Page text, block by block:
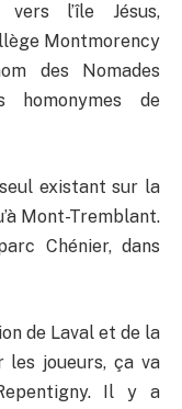
l’île Jésus,
Montmorency
des Nomades
homonymes de
existant sur la
Mont-Tremblant.
Chénier, dans
de Laval et de la
les joueurs, ça va
Il y a